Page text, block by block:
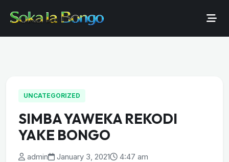
UNCATEGORIZED
SIMBA YAWEKA REKODI
YAKE BONGO
admin January 3, 2021 4:47 am